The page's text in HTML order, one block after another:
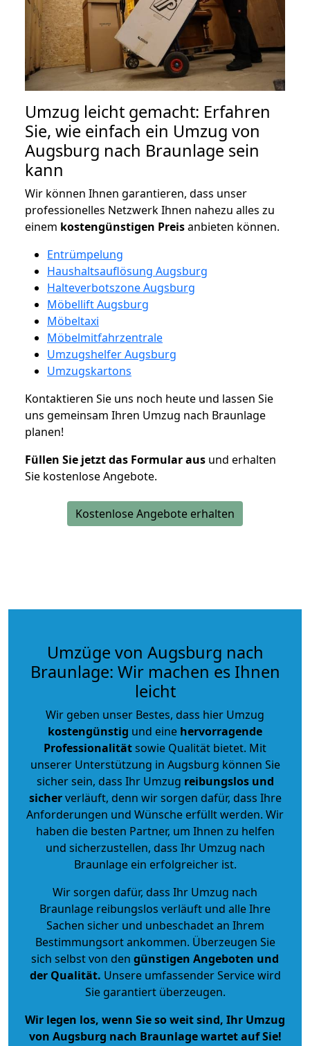
Umzug leicht gemacht: Erfahren
Sie, wie einfach ein Umzug von
Augsburg nach Braunlage sein
kann
Wir können Ihnen garantieren, dass unser
professionelles Netzwerk Ihnen nahezu alles zu
einem kostengünstigen Preisanbieten können.
Entrümpelung
Haushaltsauflösung Augsburg
Halteverbotszone Augsburg
Möbellift Augsburg
Möbeltaxi
Möbelmitfahrzentrale
Umzugshelfer Augsburg
Umzugskartons
Kontaktieren Sie uns noch heute und lassen Sie
uns gemeinsam Ihren Umzug nach Braunlage
planen!
Füllen Sie jetzt das Formular aus und erhalten
Sie kostenlose Angebote.
Kostenlose Angebote erhalten
Umzüge von Augsburg nach
Braunlage: Wir machen es Ihnen
leicht
Wir geben unser Bestes, dass hier Umzug
kostengünstig und eine hervorragende
Professionalitätsowie Qualität bietet. Mit
unserer Unterstützung in Augsburg können Sie
sicher sein, dass Ihr Umzug reibungslos und
sicherverläuft, denn wir sorgen dafür, dass Ihre
Anforderungen und Wünsche erfüllt werden. Wir
haben die besten Partner, um Ihnen zu helfen
und sicherzustellen, dass Ihr Umzug nach
Braunlage ein erfolgreicher ist.
Wir sorgen dafür, dass Ihr Umzug nach
Braunlage reibungslos verläuft und alle Ihre
Sachen sicher und unbeschadet an Ihrem
Bestimmungsort ankommen. Überzeugen Sie
sich selbst von den günstigen Angeboten und
der Qualität. Unsere umfassender Service wird
Sie garantiert überzeugen.
Wir legen los, wenn Sie so weit sind, Ihr Umzug
von Augsburg nach Braunlage wartet auf Sie!